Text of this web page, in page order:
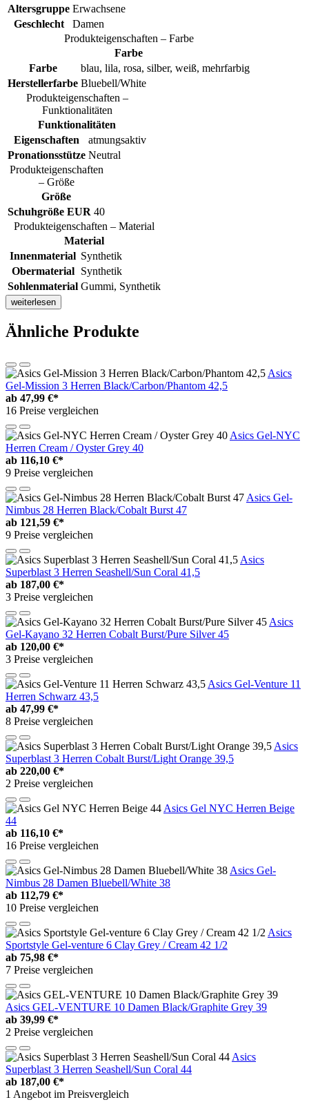
Altersgruppe Erwachsene
Geschlecht
Damen
Produkteigenschaften – Farbe
Farbe
Farbe
blau, lila, rosa, silber, weiß, mehrfarbig
Herstellerfarbe Bluebell/White
Produkteigenschaften –
Funktionalitäten
Funktionalitäten
Eigenschaften
atmungsaktiv
Pronationsstütze Neutral
Produkteigenschaften
– Größe
Größe
Schuhgröße EUR 40
Produkteigenschaften – Material
Material
Innenmaterial Synthetik
Obermaterial
Synthetik
Sohlenmaterial Gummi, Synthetik
weiterlesen
Ähnliche Produkte
Asics
Gel-Mission 3 Herren Black/Carbon/Phantom 42,5
ab 47,99 €*
16 Preise vergleichen
Asics Gel-NYC
Herren Cream / Oyster Grey 40
ab 116,10 €*
9 Preise vergleichen
Asics Gel-
Nimbus 28 Herren Black/Cobalt Burst 47
ab 121,59 €*
9 Preise vergleichen
Asics
Superblast 3 Herren Seashell/Sun Coral 41,5
ab 187,00 €*
3 Preise vergleichen
Asics
Gel-Kayano 32 Herren Cobalt Burst/Pure Silver 45
ab 120,00 €*
3 Preise vergleichen
Asics Gel-Venture 11
Herren Schwarz 43,5
ab 47,99 €*
8 Preise vergleichen
Asics
Superblast 3 Herren Cobalt Burst/Light Orange 39,5
ab 220,00 €*
2 Preise vergleichen
Asics Gel NYC Herren Beige
44
ab 116,10 €*
16 Preise vergleichen
Asics Gel-
Nimbus 28 Damen Bluebell/White 38
ab 112,79 €*
10 Preise vergleichen
Asics
Sportstyle Gel-venture 6 Clay Grey / Cream 42 1/2
ab 75,98 €*
7 Preise vergleichen
Asics GEL-VENTURE 10 Damen Black/Graphite Grey 39
ab 39,99 €*
2 Preise vergleichen
Asics
Superblast 3 Herren Seashell/Sun Coral 44
ab 187,00 €*
1 Angebot im Preisvergleich